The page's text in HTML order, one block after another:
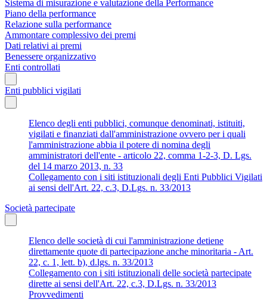
Sistema di misurazione e valutazione della Performance
Piano della performance
Relazione sulla performance
Ammontare complessivo dei premi
Dati relativi ai premi
Benessere organizzativo
Enti controllati
Enti pubblici vigilati
Elenco degli enti pubblici, comunque denominati, istituiti,
vigilati e finanziati dall'amministrazione ovvero per i quali
l'amministrazione abbia il potere di nomina degli
amministratori dell'ente - articolo 22, comma 1-2-3, D. Lgs.
del 14 marzo 2013, n. 33
Collegamento con i siti istituzionali degli Enti Pubblici Vigilati
ai sensi dell'Art. 22, c.3, D.Lgs. n. 33/2013
Società partecipate
Elenco delle società di cui l'amministrazione detiene
direttamente quote di partecipazione anche minoritaria - Art.
22, c. 1, lett. b), d.lgs. n. 33/2013
Collegamento con i siti istituzionali delle società partecipate
dirette ai sensi dell'Art. 22, c.3, D.Lgs. n. 33/2013
Provvedimenti